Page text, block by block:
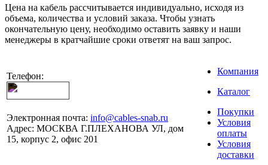
Цена на кабель рассчитывается индивидуально, исходя из
объема, количества и условий заказа. Чтобы узнать
окончательную цену, необходимо оставить заявку и наши
менеджеры в кратчайшие сроки ответят на ваш запрос.
Телефон:
Электронная почта: info@cables-snab.ru
Адрес: МОСКВА Г.ПЛЕХАНОВА УЛ, дом
15, корпус 2, офис 201
Компания
Каталог
Покупки
Условия
оплаты
Условия
доставки